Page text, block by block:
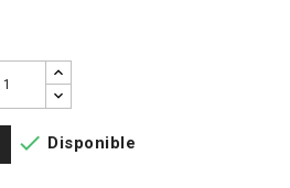
 Disponible